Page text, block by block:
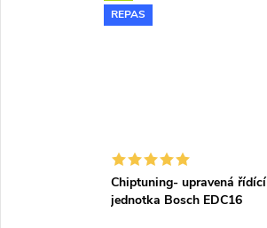
REPAS
Chiptuning- upravená řídící
jednotka Bosch EDC16